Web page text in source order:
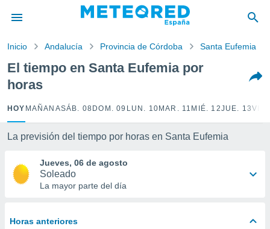
por
para
la
calidad.
a este
las
y
forma
basada
Inicio Andalucía Provincia de Córdoba Santa Eufemia
El tiempo en Santa Eufemia por
horas
HOY MAÑANASÁB. 08 DOM. 09 LUN. 10 MAR. 11 MIÉ. 12JUE. 13VIE.
La previsión del tiempo por horas en Santa Eufemia
Jueves, 06 de agosto
Soleado
La mayor parte del día
Horas anteriores